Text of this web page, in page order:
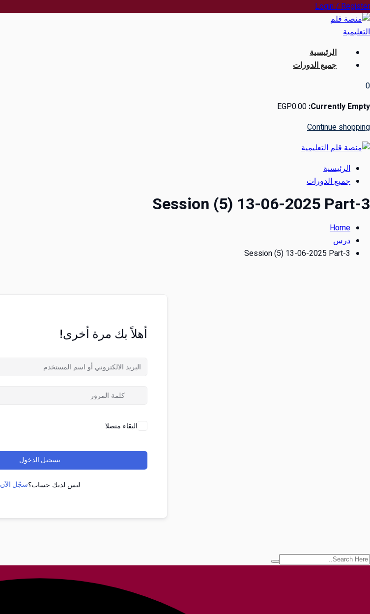
Skip
to
content
Login / Register
الرئيسية
جميع الدورات
0
Currently Empty:
EGP0.00
Continue shopping
الرئيسية
جميع الدورات
Session (5) 13-06-2025 Part-3
Home
درس
Session (5) 13-06-2025 Part-3
أهلاً بك مرة أخرى!
البقاء متصلا
تسجيل الدخول
ليس لديك حساب؟سجّل الآن